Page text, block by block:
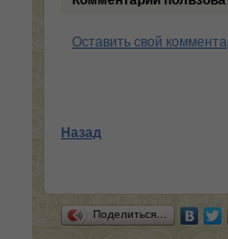
Оставить свой
Назад
Поделиться…